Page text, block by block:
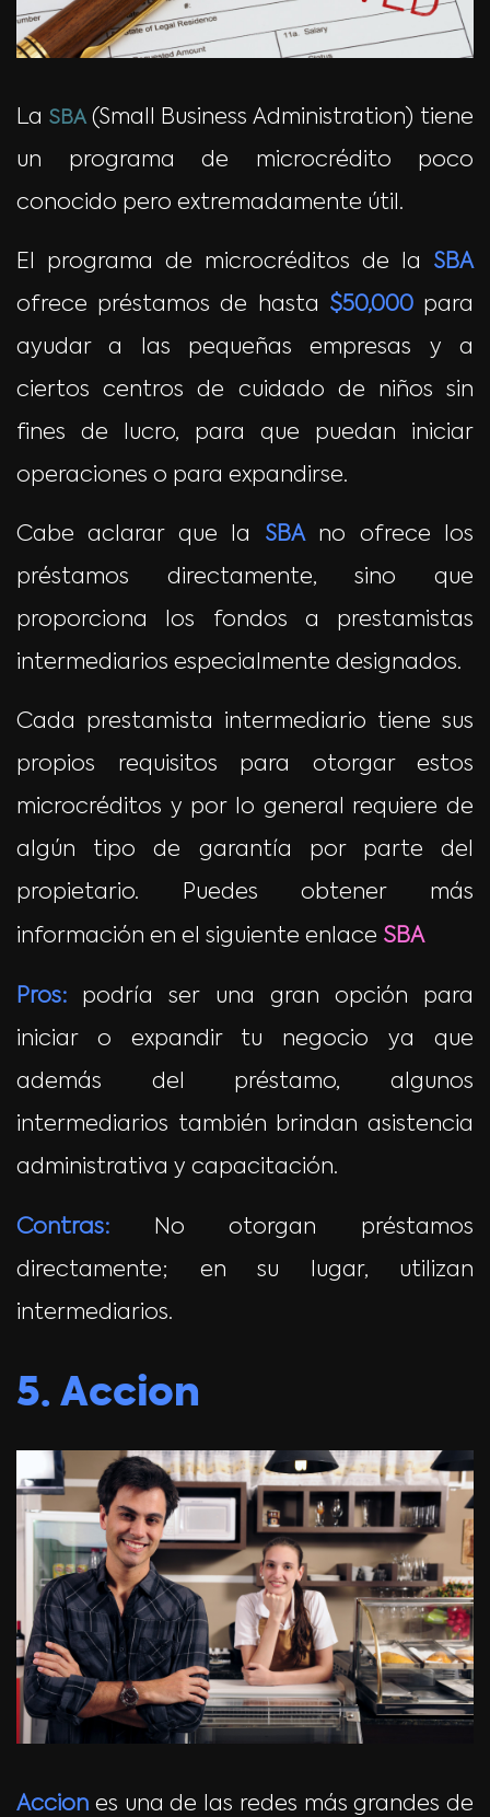
La SBA (Small Business Administration) tiene
un programa de microcrédito poco
conocido pero extremadamente útil.
El programa de microcréditos de la SBA
ofrece préstamos de hasta $50,000para
ayudar a las pequeñas empresas y a
ciertos centros de cuidado de niños sin
fines de lucro, para que puedan iniciar
operaciones o para expandirse.
Cabe aclarar que la SBAno ofrece los
préstamos directamente, sino que
proporciona los fondos a prestamistas
intermediarios especialmente designados.
Cada prestamista intermediario tiene sus
propios requisitos para otorgar estos
microcréditos y por lo general requiere de
algún tipo de garantía por parte del
propietario. Puedes obtener más
información en el siguiente enlace SBA
Pros: podría ser una gran opción para
iniciar o expandir tu negocio ya que
además del préstamo, algunos
intermediarios también brindan asistencia
administrativa y capacitación.
Contras:
No otorgan préstamos
directamente; en su lugar, utilizan
intermediarios.
5. Accion
Accion es una de las redes más grandes de